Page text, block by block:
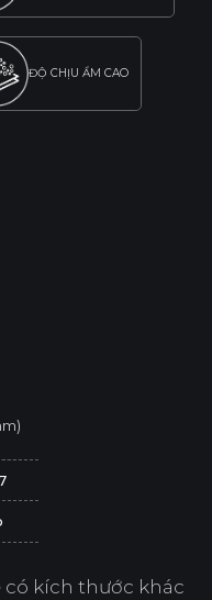
ĐỘ CHỊU ẨM CAO
có kích thước khác